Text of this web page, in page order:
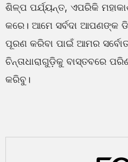
ଶିଳ୍ପ ପର୍ଯ୍ୟନ୍ତ, ଏପରିକି
କରେ। ଆମେ ସର୍ବଦା ଆପଣଙ୍କ
ପୂରଣ କରିବା ପାଇଁ ଆମର
ଚିନ୍ତାଧାରାଗୁଡ଼ିକୁ ବାସ୍ତବରେ
କରିବୁ।